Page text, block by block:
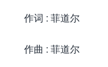
作词 : 菲道尔
作曲 : 菲道尔